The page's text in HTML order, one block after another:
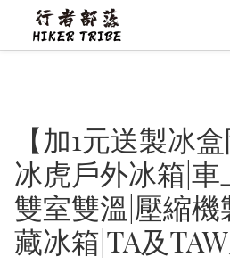
【加1元送製冰
冰虎戶外冰箱|車
雙室雙溫|壓縮
藏冰箱|TA及